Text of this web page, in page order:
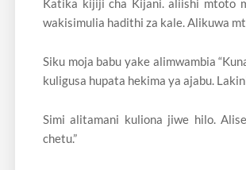
Katika kijiji cha Kijani. aliishi mtoto
wakisimulia hadithi za kale. Alikuwa
Siku moja babu yake alimwambia
kuligusa hupata hekima ya ajabu.
Simi alitamani kuliona jiwe hilo.
chetu.”